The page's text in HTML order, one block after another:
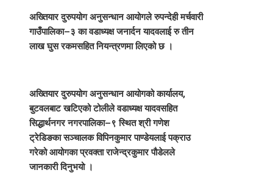
अख्तियार दुरुपयोग अनुसन्धान आयोगले रुपन्देही मर्चवारी
गाउँपालिका–३ का वडाध्यक्ष जनार्दन यादवलाई रु तीन
लाख घुस रकमसहित नियन्त्रणमा लिएको छ ।
अख्तियार दुरुपयोग अनुसन्धान आयोगको कार्यालय,
बुटवलबाट खटिएको टोलीले वडाध्यक्ष यादवसहित
सिद्धार्थनगर नगरपालिका–९ स्थित श्री गणेश
ट्रेडिङका सञ्चालक विपिनकुमार पाण्डेयलाई पक्राउ
गरेको आयोगका प्रवक्ता राजेन्द्रकुमार पौडेलले
जानकारी दिनुभयो ।